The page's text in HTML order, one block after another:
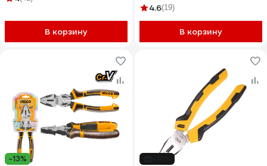
В корзину
70276
4.6(19)
В корзину
-13%